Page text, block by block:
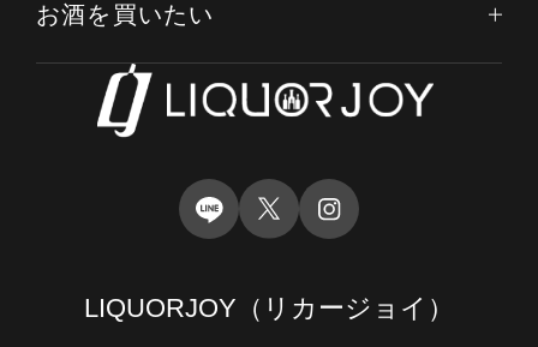
LIQUORJOY （リカージョイ）
お酒を買いたい